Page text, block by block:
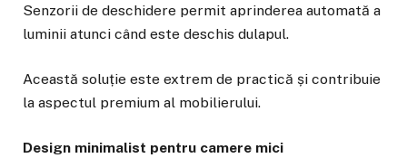
Senzorii de deschidere permit aprinderea automată a
luminii atunci când este deschis dulapul.
Această soluție este extrem de practică și contribuie
la aspectul premium al mobilierului.
Design minimalist pentru camere mici